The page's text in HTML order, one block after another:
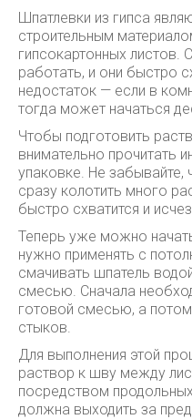
Шпатлевки из гипса
строительным
гипсокартонных листов.
работать, и они быстро
недостаток — если в
тогда может начаться
Чтобы подготовить
внимательно прочитать
упаковке. Не забывайте,
сразу колотить много
быстро схватится и
Теперь уже можно
нужно применять с
смачивать шпатель
смесью. Сначала
готовой смесью, а
стыков.
Для выполнения этой
раствор к шву между
посредством
должна выходить за